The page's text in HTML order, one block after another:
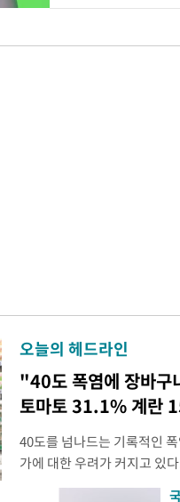
오늘의 헤드라인
"40도 폭염에 장바구
토마토 31.1% 계란
40도를 넘나드는 기록적인
가에 대한 우려가 커지고 있
농작물 생육과 가축 생산성